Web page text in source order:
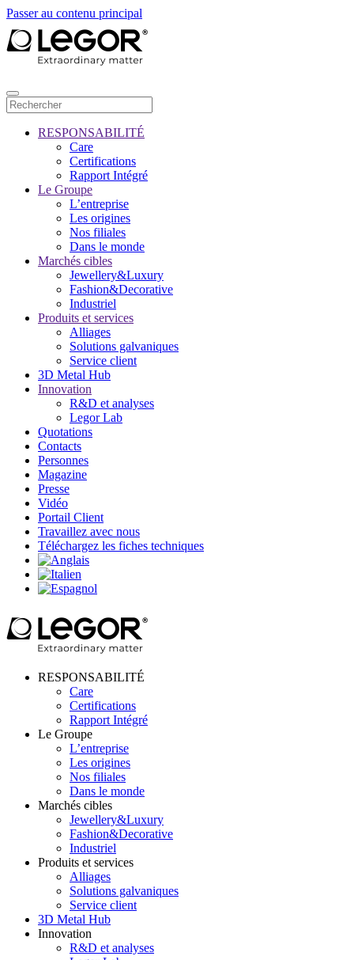
Passer au contenu principal
RESPONSABILITÉ
Care
Certifications
Rapport Intégré
Le Groupe
L’entreprise
Les origines
Nos filiales
Dans le monde
Marchés cibles
Jewellery&Luxury
Fashion&Decorative
Industriel
Produits et services
Alliages
Solutions galvaniques
Service client
3D Metal Hub
Innovation
R&D et analyses
Legor Lab
Quotations
Contacts
Personnes
Magazine
Presse
Vidéo
Portail Client
Travaillez avec nous
Téléchargez les fiches techniques
RESPONSABILITÉ
Care
Certifications
Rapport Intégré
Le Groupe
L’entreprise
Les origines
Nos filiales
Dans le monde
Marchés cibles
Jewellery&Luxury
Fashion&Decorative
Industriel
Produits et services
Alliages
Solutions galvaniques
Service client
3D Metal Hub
Innovation
R&D et analyses